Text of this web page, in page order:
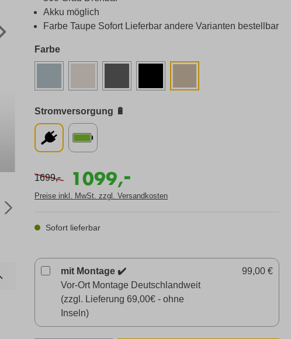
Akku möglich
Farbe Taupe Sofort Lieferbar andere Varianten bestellbar
Farbe
Stromversorgung 🔋
1699,- 1099,
-
Preise inkl. MwSt. zzgl. Versandkosten
Sofort lieferbar
mit Montage ✔️
Vor-Ort Montage Deutschlandweit
(zzgl. Lieferung 69,00€ - ohne
Inseln)
99,00 €